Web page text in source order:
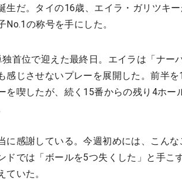
生だ。タイの16歳、エイラ・ガリツキ
No.1の称号を手にした。
首位で迎えた最終日。エイラは「ナー
感じさせないプレーを展開した。前半
を喫したが、続く15番からの残り4ホー
に感謝している。今週初めには、こん
ドでは「ボールを5つ失くした」と手こ
ていた。